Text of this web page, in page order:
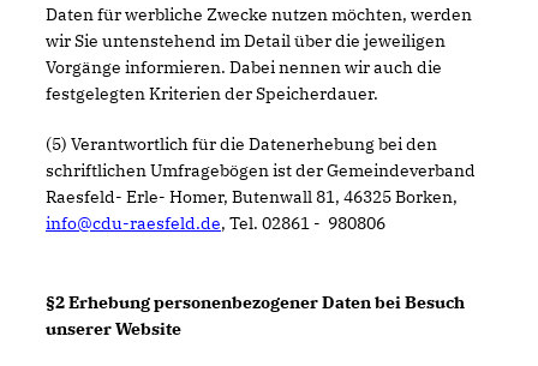
Daten für werbliche Zwecke nutzen möchten, werden
wir Sie untenstehend im Detail über die jeweiligen
Vorgänge informieren. Dabei nennen wir auch die
festgelegten Kriterien der Speicherdauer.
(5) Verantwortlich für die Datenerhebung bei den
schriftlichen Umfragebögen ist der Gemeindeverband
Raesfeld- Erle- Homer, Butenwall 81, 46325 Borken,
info@cdu-raesfeld.de, Tel. 02861 - 980806
§2 Erhebung personenbezogener Daten bei Besuch
unserer Website